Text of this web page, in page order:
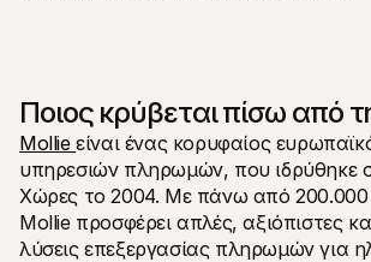
Ποιος κρύβεται πίσω από
Mollie είναι ένας κορυφαίος
υπηρεσιών πληρωμών, που ιδρύθηκε
Χώρες το 2004. Με πάνω από 200.000
Mollie προσφέρει απλές, αξιόπιστες
λύσεις επεξεργασίας πληρωμών για